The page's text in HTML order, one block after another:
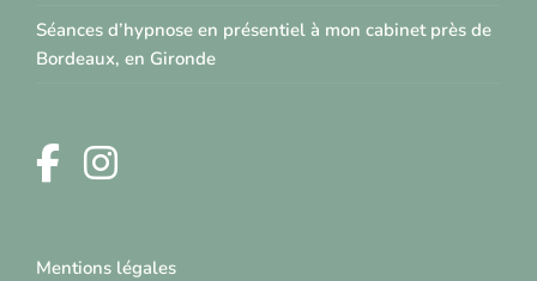
Séances d’hypnose en présentiel à mon cabinet près de
Bordeaux, en Gironde
Mentions légales